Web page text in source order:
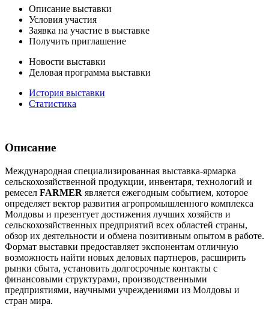
Описание выставки
Условия участия
Заявка на участие в выставке
Получить приглашение
Новости выставки
Деловая программа выставки
История выставки
Статистика
Описание
Международная специализированная выставка-ярмарка
сельскохозяйственной продукции, инвентаря, технологий и
ремесел FARMER является ежегодным событием, которое
определяет вектор развития агропромышленного комплекса
Молдовы и презентует достижения лучших хозяйств и
сельскохозяйственных предприятий всех областей страны,
обзор их деятельности и обмена позитивным опытом в работе.
Формат выставки предоставляет экспонентам отличную
возможность найти новых деловых партнеров, расширить
рынки сбыта, установить долгосрочные контакты с
финансовыми структурами, производственными
предприятиями, научными учреждениями из Молдовы и
стран мира.